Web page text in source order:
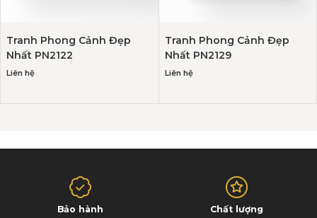
Tranh Phong Cảnh Đẹp
Nhất PN2122
Liên hệ
Tranh Phong Cảnh Đẹp
Nhất PN2129
Liên hệ
Bảo hành
Chất lượng